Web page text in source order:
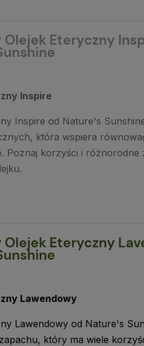
Eteryczny
Inspire
Inspire od Nature's
która wspiera
Poznaj korzyści i różnorodne
Eteryczny
Lawendowy
Lawendowy od Nature's
który ma wiele